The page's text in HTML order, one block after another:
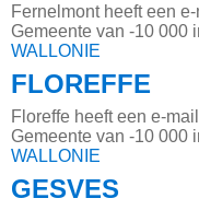
Fernelmont heeft een
Gemeente van -10 000
WALLONIE
FLOREFFE
Floreffe heeft een e-
Gemeente van -10 000
WALLONIE
GESVES